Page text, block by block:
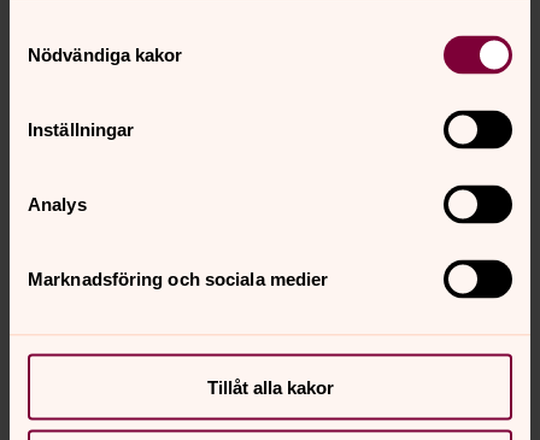
Nödvändiga kakor
Inställningar
Analys
Marknadsföring och sociala medier
Tillåt alla kakor
Här kan du läsa våra församlingsblad. Trevlig läsning!
Protokoll -
Synpunkter eller frågor på sidans
innehåll?